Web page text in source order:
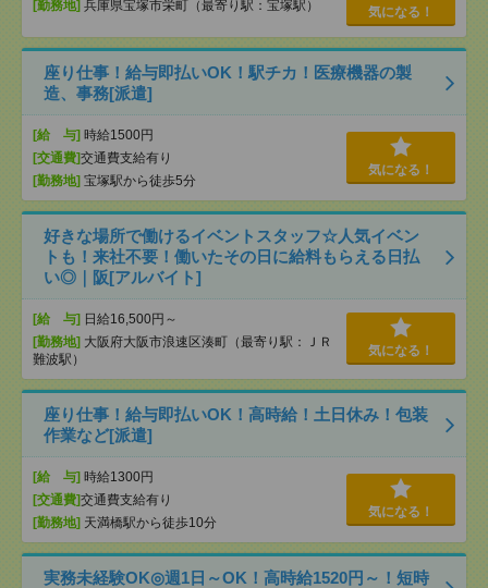
[勤務地] 兵庫県宝塚市栄町（最寄り駅：宝塚駅） 気になる！
座り仕事！給与即払いOK！駅チカ！医療機器の製
造、事務[派遣]
[給 与] 時給1500円
[交通費]交通費支給有り
[勤務地] 宝塚駅から徒歩5分
気になる！
好きな場所で働けるイベントスタッフ☆人気イベン
トも！来社不要！働いたその日に給料もらえる日払
い◎｜阪[アルバイト]
[給 与] 日給16,500円～
[勤務地] 大阪府大阪市浪速区湊町（最寄り駅：ＪＲ
難波駅）
気になる！
座り仕事！給与即払いOK！高時給！土日休み！包装
作業など[派遣]
[給 与] 時給1300円
[交通費]交通費支給有り
[勤務地] 天満橋駅から徒歩10分
気になる！
実務未経験OK◎週1日～OK！高時給1520円～！短時